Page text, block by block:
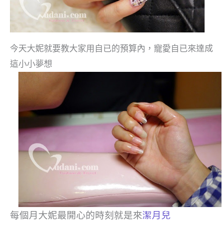
今天大妮就要教大家用自已的預算內，寵愛自已來達成
這小小夢想
每個月大妮最開心的時刻就是來潔月兒